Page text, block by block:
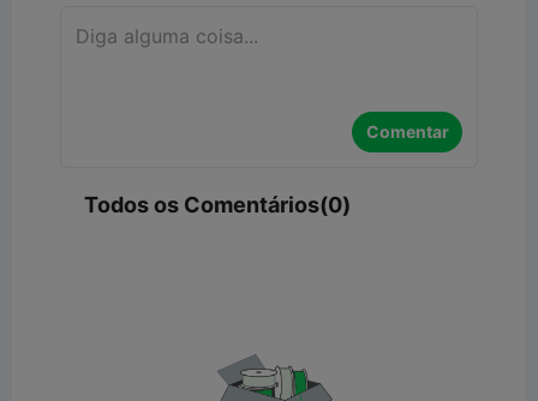
Comentar
Todos os Comentários(0)